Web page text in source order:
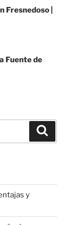
Fresnedoso |
Fuente de
y